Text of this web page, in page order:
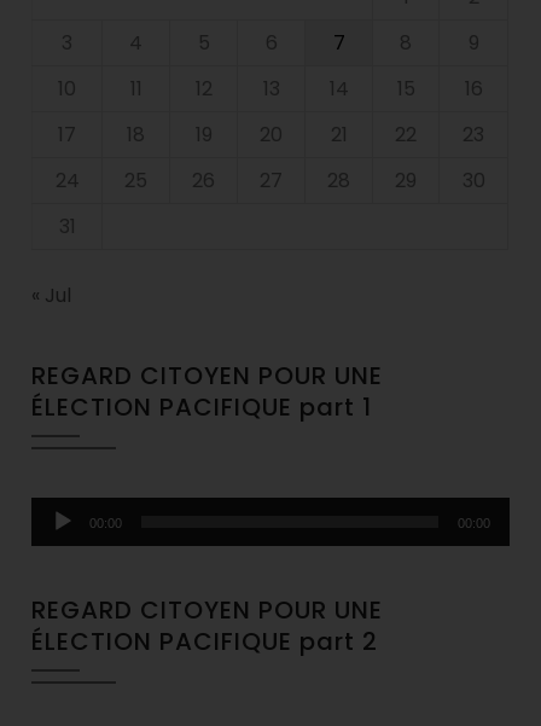
3
4 5 6 7 8
9
10
11 12 13 14 15
16
17
18 19 20 21 22
23
24
25 26 27 28 29
30
31
« Jul
REGARD CITOYEN POUR UNE
ÉLECTION PACIFIQUE part 1
Audio
Player
00:00 00:00
REGARD CITOYEN POUR UNE
ÉLECTION PACIFIQUE part 2